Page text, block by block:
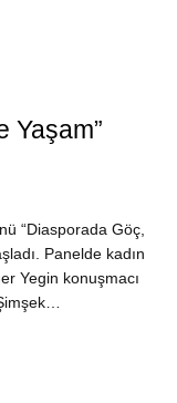
Yaşam”
“Diasporada Göç,
Panelde kadın
Yegin konuşmacı